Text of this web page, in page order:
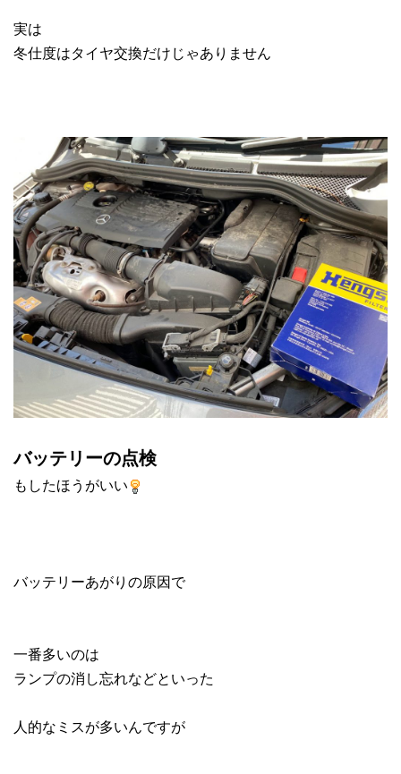
実は
冬仕度はタイヤ交換だけじゃありません
バッテリーの点検
もしたほうがいい
バッテリーあがりの原因で
一番多いのは
ランプの消し忘れなどといった
人的なミスが多いんですが